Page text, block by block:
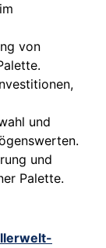
von
und
und
Palette.